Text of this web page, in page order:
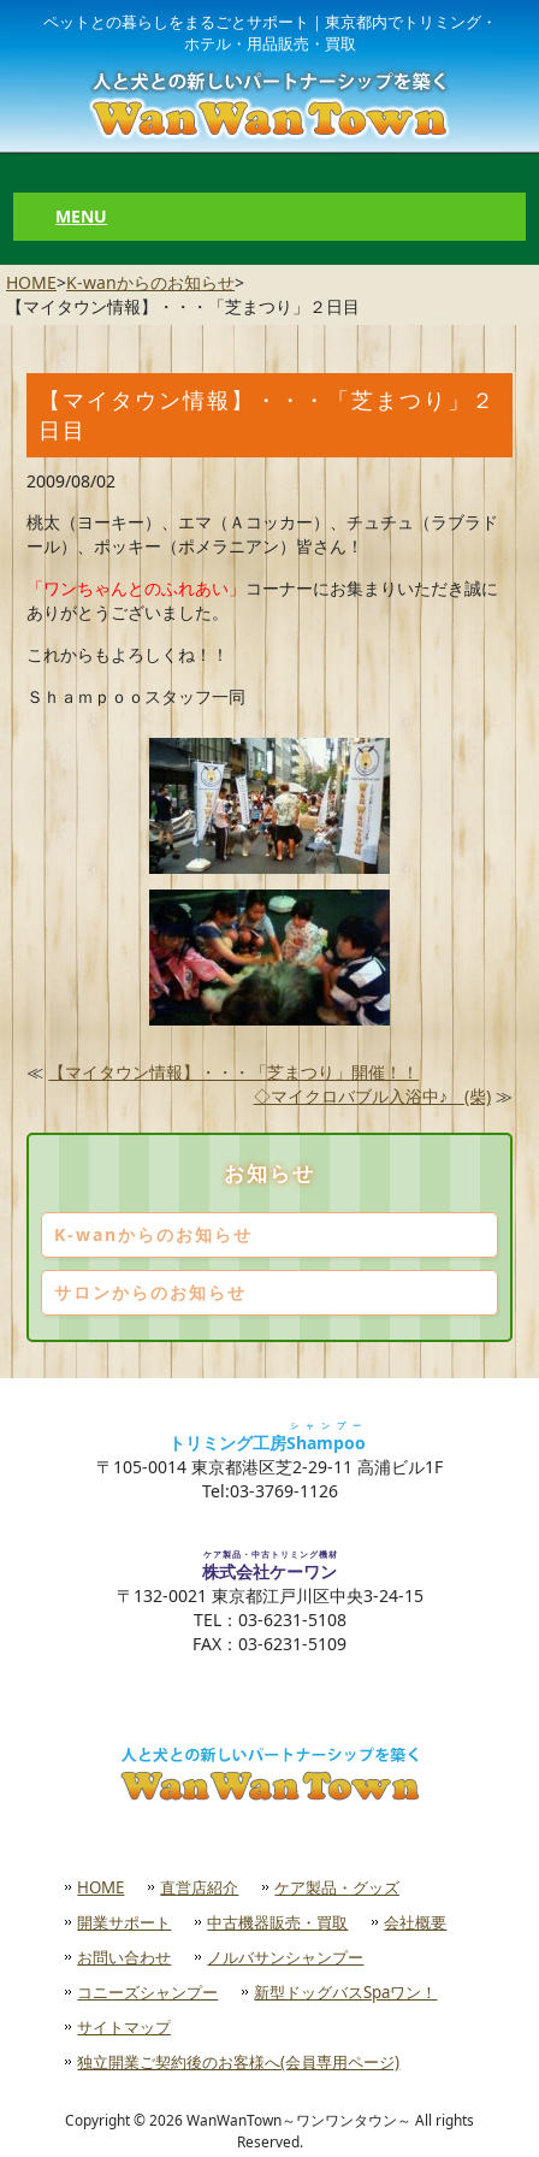
ペットとの暮らしをまるごとサポート｜東京都内でトリミング・
ホテル・用品販売・買取
MENU
HOME>K-wanからのお知らせ>
【マイタウン情報】・・・「芝まつり」２日目
【マイタウン情報】・・・「芝まつり」２
日目
2009/08/02
桃太（ヨーキー）、エマ（Ａコッカー）、チュチュ（ラブラド
ール）、ポッキー（ポメラニアン）皆さん！
「ワンちゃんとのふれあい」 コーナーにお集まりいただき誠に
ありがとうございました。
これからもよろしくね！！
Ｓｈａｍｐｏｏスタッフ一同
≪
【マイタウン情報】・・・「芝まつり」開催！！
◇マイクロバブル入浴中♪ (柴)≫
お知らせ
K-wanからのお知らせ
サロンからのお知らせ
トリミング工房Shampoo
シャンプー
〒105-0014 東京都港区芝2-29-11 高浦ビル1F
Tel:03-3769-1126
株式会社ケーワン
ケア製品・中古トリミング機材
〒132-0021 東京都江戸川区中央3-24-15
TEL：03-6231-5108
FAX：03-6231-5109
HOME 直営店紹介
ケア製品・グッズ
開業サポート
中古機器販売・買取
会社概要
お問い合わせ
ノルバサンシャンプー
コニーズシャンプー
新型ドッグバスSpaワン！
サイトマップ
独立開業ご契約後のお客様へ(会員専用ページ)
Copyright © 2026 WanWanTown～ワンワンタウン～ All rights
Reserved.